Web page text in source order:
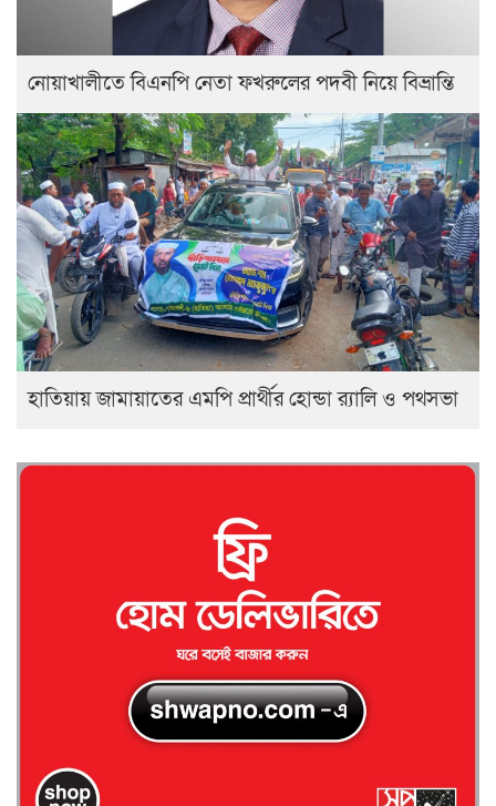
নোয়াখালীতে বিএনপি নেতা ফখরুলের পদবী নিয়ে বিভ্রান্তি
হাতিয়ায় জামায়াতের এমপি প্রার্থীর হোন্ডা র‍্যালি ও পথসভা